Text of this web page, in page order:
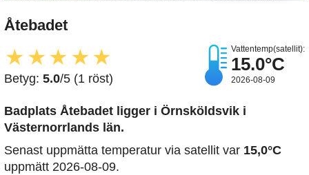
Åtebadet
★ ★★ ★★
Betyg: 5.0/5 (1 röst)
Vattentemp(satellit):
15.0°C
2026-08-09
Badplats Åtebadet ligger i Örnsköldsvik i
Västernorrlands län.
Senast uppmätta temperatur via satellit var 15,0°C
uppmätt 2026-08-09.